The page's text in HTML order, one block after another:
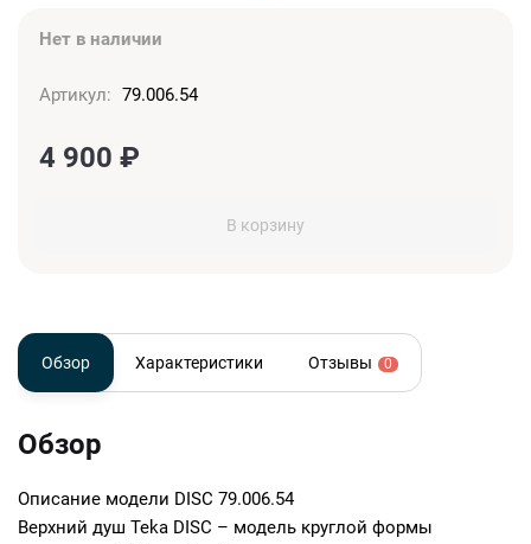
Нет в наличии
Артикул: 79.006.54
4 900 ₽
В корзину
Обзор Характеристики Отзывы 0
Обзор
Описание модели DISC 79.006.54
Верхний душ Teka DISC – модель круглой формы